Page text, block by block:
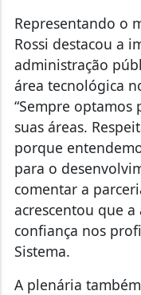
Representando o
Rossi destacou a
administração
área tecnológica
“Sempre optamos
suas áreas.
porque
para o
comentar a
acrescentou que
confiança nos
Sistema.
A plenária